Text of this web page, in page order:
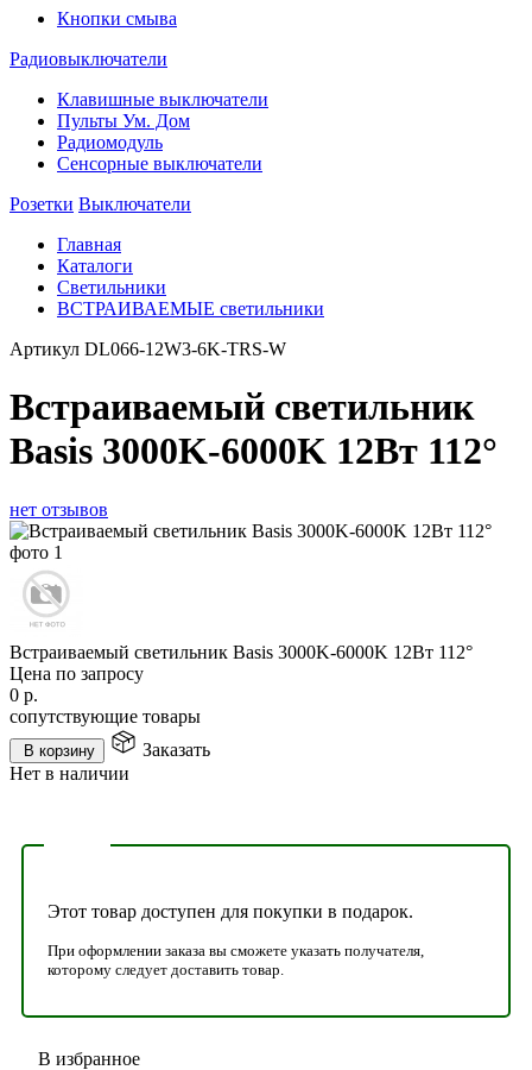
Кнопки смыва
Радиовыключатели
Клавишные выключатели
Пульты Ум. Дом
Радиомодуль
Сенсорные выключатели
Розетки Выключатели
Главная
Каталоги
Светильники
ВСТРАИВАЕМЫЕ светильники
Артикул DL066-12W3-6K-TRS-W
Встраиваемый светильник
Basis 3000K-6000K 12Вт 112°
нет отзывов
Встраиваемый светильник Basis 3000K-6000K 12Вт 112°
Цена по запросу
0 р.
сопутствующие товары
В корзину
Заказать
Нет в наличии
Этот товар доступен для покупки в подарок.
При оформлении заказа вы сможете указать получателя,
которому следует доставить товар.
В избранное